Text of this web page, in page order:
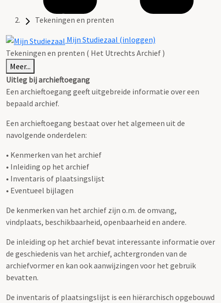
Tekeningen en prenten
Mijn Studiezaal (inloggen)
Tekeningen en prenten ( Het Utrechts Archief )
Meer...
Uitleg bij archieftoegang
Een archieftoegang geeft uitgebreide informatie over een
bepaald archief.
Een archieftoegang bestaat over het algemeen uit de
navolgende onderdelen:
• Kenmerken van het archief
• Inleiding op het archief
• Inventaris of plaatsingslijst
• Eventueel bijlagen
De kenmerken van het archief zijn o.m. de omvang,
vindplaats, beschikbaarheid, openbaarheid en andere.
De inleiding op het archief bevat interessante informatie over
de geschiedenis van het archief, achtergronden van de
archiefvormer en kan ook aanwijzingen voor het gebruik
bevatten.
De inventaris of plaatsingslijst is een hiërarchisch opgebouwd